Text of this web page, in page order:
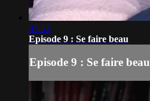
07:51
Episode 9 : Se faire beau
Episode 9 : Se faire beau